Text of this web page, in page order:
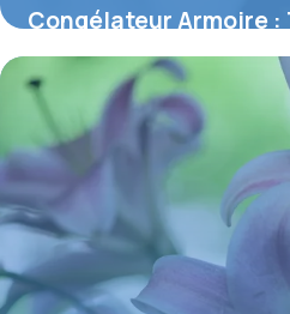
Congélateur Armoire :
Comparatif
3 juin 2026